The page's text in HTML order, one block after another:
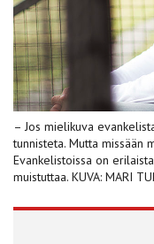
– Jos mielikuva
tunnisteta. Mutta missään
Evankelistoissa on
muistuttaa. KUVA: MARI